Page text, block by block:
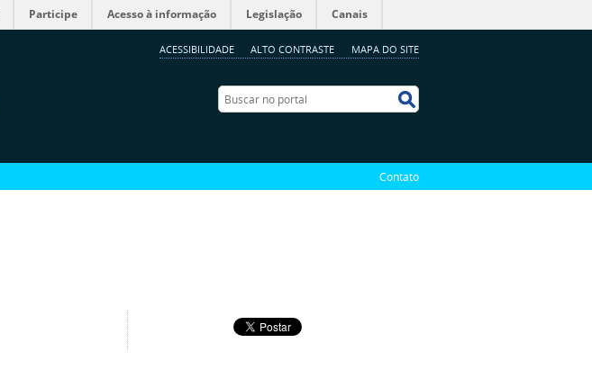
ACESSIBILIDADE ALTO CONTRASTE MAPA DO SITE
Participe Acesso à informação Legislação Canais
Buscar no portal
Contato